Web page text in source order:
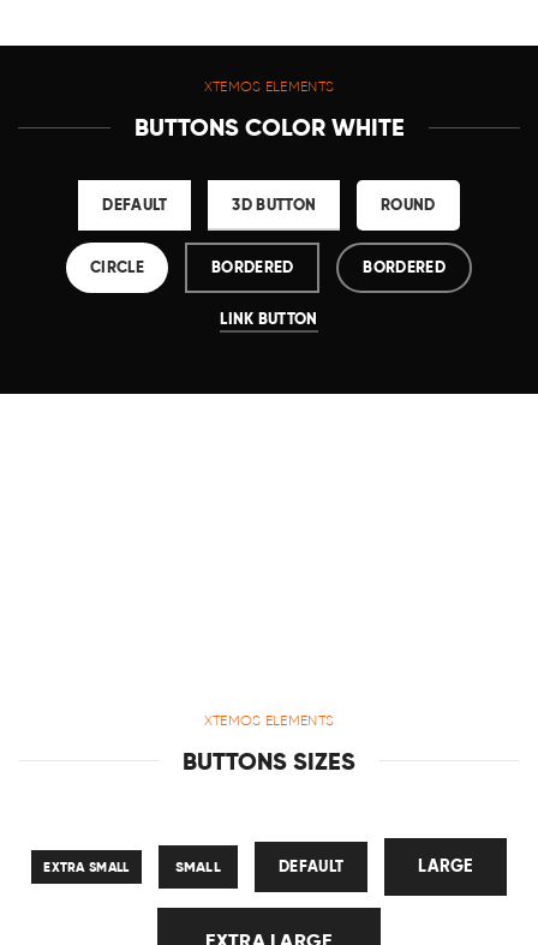
XTEMOS ELEMENTS
BUTTONS COLOR WHITE
DEFAULT 3D BUTTON ROUND
CIRCLE BORDERED BORDERED
LINK BUTTON
XTEMOS ELEMENTS
BUTTONS SIZES
EXTRA SMALL SMALL DEFAULT LARGE
EXTRA LARGE